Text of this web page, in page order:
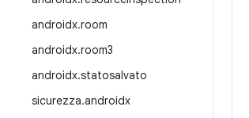
androidx.room
androidx.room3
androidx.statosalvato
sicurezza.androidx